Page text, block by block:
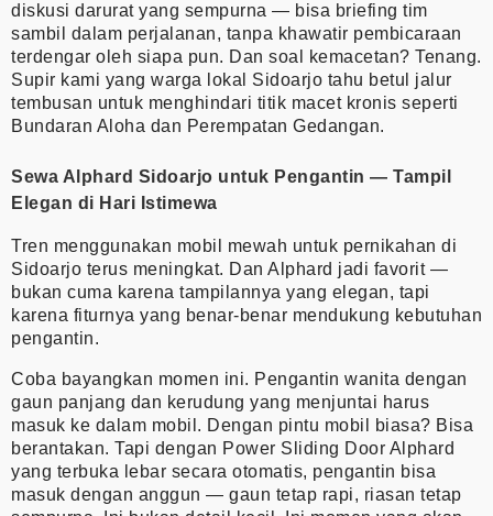
diskusi darurat yang sempurna — bisa briefing tim
sambil dalam perjalanan, tanpa khawatir pembicaraan
terdengar oleh siapa pun. Dan soal kemacetan? Tenang.
Supir kami yang warga lokal Sidoarjo tahu betul jalur
tembusan untuk menghindari titik macet kronis seperti
Bundaran Aloha dan Perempatan Gedangan.
Sewa Alphard Sidoarjo untuk Pengantin — Tampil
Elegan di Hari Istimewa
Tren menggunakan mobil mewah untuk pernikahan di
Sidoarjo terus meningkat. Dan Alphard jadi favorit —
bukan cuma karena tampilannya yang elegan, tapi
karena fiturnya yang benar-benar mendukung kebutuhan
pengantin.
Coba bayangkan momen ini. Pengantin wanita dengan
gaun panjang dan kerudung yang menjuntai harus
masuk ke dalam mobil. Dengan pintu mobil biasa? Bisa
berantakan. Tapi dengan Power Sliding Door Alphard
yang terbuka lebar secara otomatis, pengantin bisa
masuk dengan anggun — gaun tetap rapi, riasan tetap